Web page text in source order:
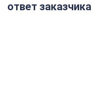
ответ заказчика